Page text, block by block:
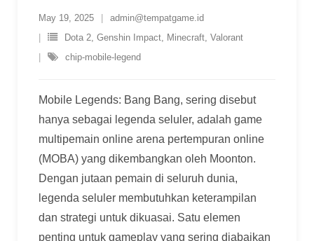
May 19, 2025
admin@tempatgame.id
Dota 2, Genshin Impact, Minecraft, Valorant
chip-mobile-legend
Mobile Legends: Bang Bang, sering disebut
hanya sebagai legenda seluler, adalah game
multipemain online arena pertempuran online
(MOBA) yang dikembangkan oleh Moonton.
Dengan jutaan pemain di seluruh dunia,
legenda seluler membutuhkan keterampilan
dan strategi untuk dikuasai. Satu elemen
penting untuk gameplay yang sering diabaikan